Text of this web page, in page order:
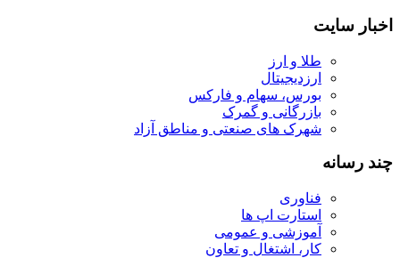
اخبار سایت
طلا و ارز
ارزدیجیتال
بورس، سهام و فارکس
بازرگانی و گمرک
شهرک های صنعتی و مناطق آزاد
چند رسانه
فناوری
استارت اپ ها
آموزشی و عمومی
کار، اشتغال و تعاون